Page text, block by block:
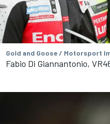
Gold and Goose / Motorsport
Fabio Di Giannantonio,